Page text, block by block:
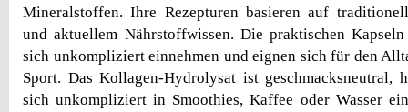
Mineralstoffen. Ihre Rezepturen basieren auf
und aktuellem Nährstoffwissen. Die praktischen
sich unkompliziert einnehmen und eignen sich für den
Sport. Das Kollagen-Hydrolysat ist geschmacksneutral,
sich unkompliziert in Smoothies, Kaffee oder Wasser